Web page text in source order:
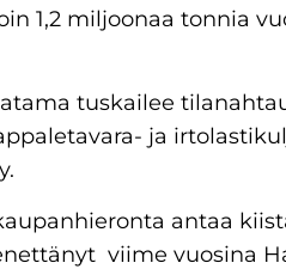
1,2 miljoonaa tonnia
tuskailee
ja
antaa
viime vuosina